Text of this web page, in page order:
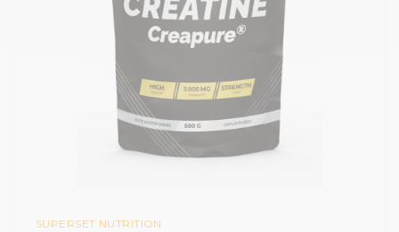
SUPERSET NUTRITION